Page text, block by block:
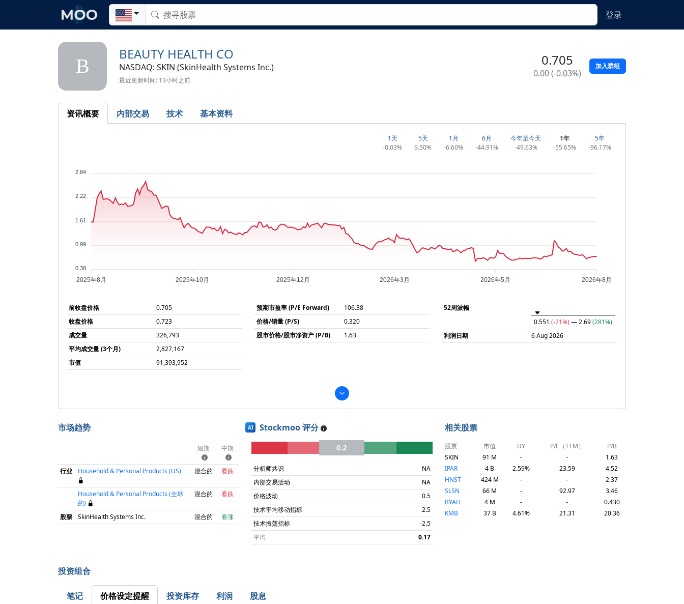
登录
B
BEAUTY HEALTH CO
NASDAQ: SKIN (SkinHealth Systems Inc.)
最近更新时间: 13小时之前
0.705
0.00 (-0.03%)
加入群组
资讯概要 内部交易 技术 基本资料
1天
-0.03%
5天
9.50%
1月
-6.60%
6月
-44.91%
今年至今天
-49.63%
1年
-55.65%
5年
-96.17%
2.84
2.22
1.61
0.99
0.38
2025年8月 2025年10月 2025年12月 2026年3月 2026年5月 2026年8月
前收盘价格
0.705
收盘价格
0.723
成交量
326,793
平均成交量 (3个月)
2,827,167
市值
91,393,952
预期市盈率 (P/E Forward)
106.38
价格/销量 (P/S)
0.320
股市价格/股市净资产 (P/B)
1.63
52周波幅
0.551(-21%) — 2.69(281%)
利润日期
6 Aug 2026
市场趋势
短期 中期
行业 Household & Personal Products (US) 混合的 看跌
Household & Personal Products (全球
的)
混合的 看跌
股票 SkinHealth Systems Inc. 混合的 看涨
AI Stockmoo 评分
0.2
分析师共识
NA
内部交易活动
NA
价格波动
0.5
技术平均移动指标
2.5
技术振荡指标
-2.5
平均
0.17
相关股票
股票 市值 DY P/E（TTM）
P/B
SKIN
91 M - -
1.63
IPAR
4 B 2.59% 23.59
4.52
HNST
424 M - -
2.37
SLSN
66 M - 92.97
3.46
BYAH
4 M - -
0.430
KMB
37 B 4.61% 21.31 20.36
投资组合
笔记 价格设定提醒 投资库存 利润 股息